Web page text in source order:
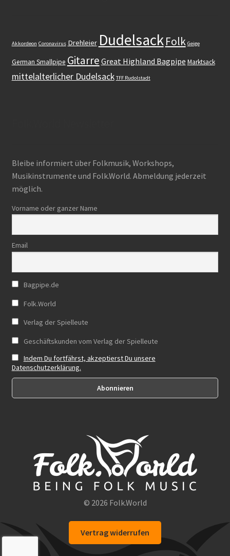
Akkordeon Coronavirus Drehleier DudelsackFolk Geige
German Smallpipe Gitarre Great Highland Bagpipe Marktsack
mittelalterlicher Dudelsack TFF Rudolstadt
Bleibe informiert über Folkmusik, Workshops,
Musikinstrumente und Folk.World. Abmeldung jederzeit
möglich.
Vorname oder ganzer Name
Email
Bagpipe.de
Folk.World
Verlag der Spielleute
Geschäftskunden vom Verlag der Spielleute
Indem Du fortfährst, akzeptierst Du unsere
Datenschutzerklärung.
© 2026 Folk.World
Vertrag widerrufen